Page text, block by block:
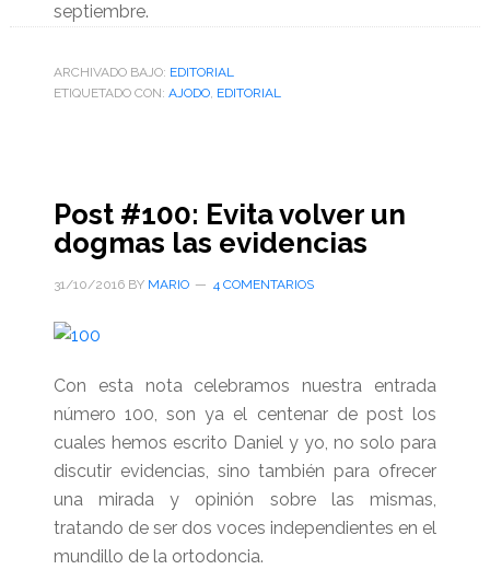
septiembre.
ARCHIVADO BAJO: EDITORIAL
ETIQUETADO CON: AJODO, EDITORIAL
Post #100: Evita volver un
dogmas las evidencias
31/10/2016BY MARIO 4 COMENTARIOS
Con esta nota celebramos nuestra entrada
número 100, son ya el centenar de post los
cuales hemos escrito Daniel y yo, no solo para
discutir evidencias, sino también para ofrecer
una mirada y opinión sobre las mismas,
tratando de ser dos voces independientes en el
mundillo de la ortodoncia.